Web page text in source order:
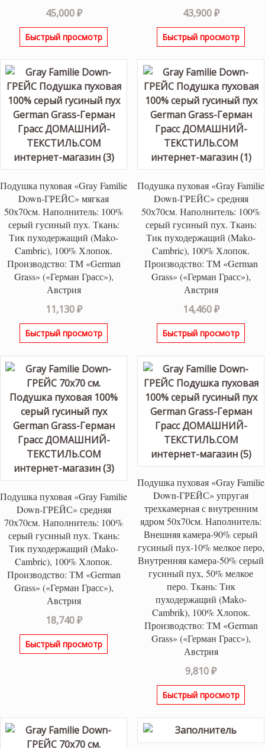
45,000₽
Быстрый просмотр
43,900₽
Быстрый просмотр
Подушка пуховая «Gray Familie
Down-ГРЕЙС» мягкая
50х70см. Наполнитель: 100%
серый гусиный пух. Ткань:
Тик пуходержащий (Mako-
Cambric), 100% Хлопок.
Производство: ТМ «German
Grass» («Герман Грасс»),
Австрия
11,130₽
Быстрый просмотр
Подушка пуховая «Gray Familie
Down-ГРЕЙС» средняя
50х70см. Наполнитель: 100%
серый гусиный пух. Ткань:
Тик пуходержащий (Mako-
Cambric), 100% Хлопок.
Производство: ТМ «German
Grass» («Герман Грасс»),
Австрия
14,460₽
Быстрый просмотр
Подушка пуховая «Gray Familie
Down-ГРЕЙС» средняя
70х70см. Наполнитель: 100%
серый гусиный пух. Ткань:
Тик пуходержащий (Mako-
Cambric), 100% Хлопок.
Производство: ТМ «German
Grass» («Герман Грасс»),
Австрия
18,740₽
Быстрый просмотр
Подушка пуховая «Gray Familie
Down-ГРЕЙС» упругая
трехкамерная с внутренним
ядром 50х70см. Наполнитель:
Внешняя камера-90% серый
гусиный пух-10% мелкое перо,
Внутренняя камера-50% серый
гусиный пух, 50% мелкое
перо. Ткань: Тик
пуходержащий (Mako-
Cambrik), 100% Хлопок.
Производство: ТМ «German
Grass» («Герман Грасс»),
Австрия
9,810₽
Быстрый просмотр